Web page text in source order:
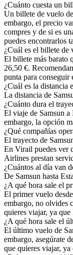
¿Cuánto cuesta un
Un billete de vuelo
embargo, el precio
compres y de si es
puedes encontrarlos
¿Cuál es el billete de
El billete más barato
26,50 €.
punta para conseguir
¿Cuál es la distancia
La distancia de
¿Cuánto dura el
El viaje de Samsun
embargo, la opción
¿Qué compañías
El trayecto de
En Virail puedes ver
Airlines prestan
¿Cuántos al día van
De Samsun hasta
¿A qué hora sale el
El primer vuelo
embargo, no olvides
quieres viajar, ya
¿A qué hora sale el
El último vuelo de
embargo, asegúrate
que quieres viajar,